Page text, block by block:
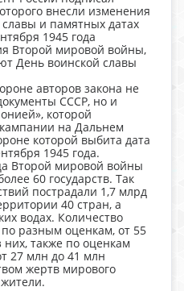
внесли изменения
и памятных датах
1945 года
Второй мировой войны,
День воинской славы
авторов закона не
СССР, но и
которой
на Дальнем
которой выбита дата
1945 года.
Второй мировой войны
60 государств. Так
пострадали 1,7 млрд
40 стран, а
водах. Количество
разным оценкам, от 55
также по оценкам
27 млн до 41 млн
жертв мирового